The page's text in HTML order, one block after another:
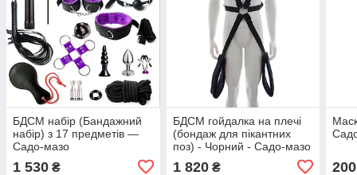
БДСМ набір (Бандажний
набір) з 17 предметів —
Садо-мазо
1 530 ₴
БДСМ гойдалка на плечі
(бондаж для пікантних
поз) - Чорний - Садо-мазо
1 820₴ 200